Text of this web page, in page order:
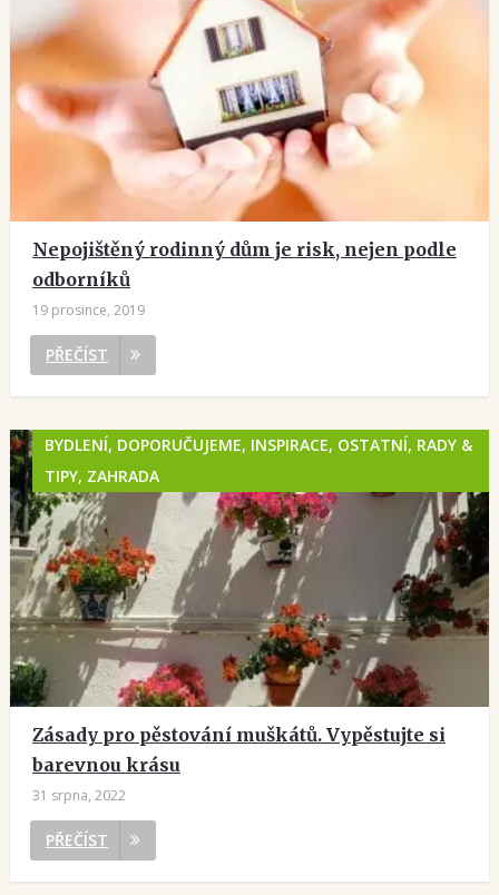
Nepojištěný rodinný dům je risk, nejen podle
odborníků
19 prosince, 2019
PŘEČÍST
BYDLENÍ, DOPORUČUJEME, INSPIRACE, OSTATNÍ, RADY &
TIPY, ZAHRADA
Zásady pro pěstování muškátů. Vypěstujte si
barevnou krásu
31 srpna, 2022
PŘEČÍST